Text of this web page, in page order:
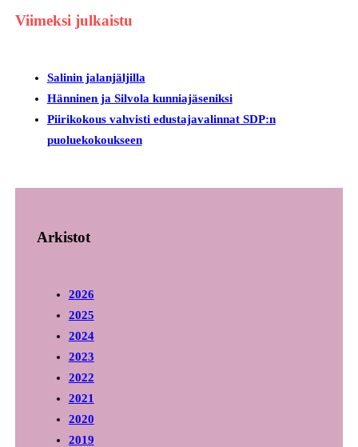
Viimeksi julkaistu
Salinin jalanjäljilla
Hänninen ja Silvola kunniajäseniksi
Piirikokous vahvisti edustajavalinnat SDP:n
puoluekokoukseen
Arkistot
2026
2025
2024
2023
2022
2021
2020
2019